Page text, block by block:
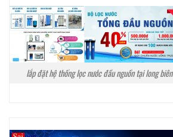
lắp đặt hệ thống lọc nước đầu nguồn tại long biên